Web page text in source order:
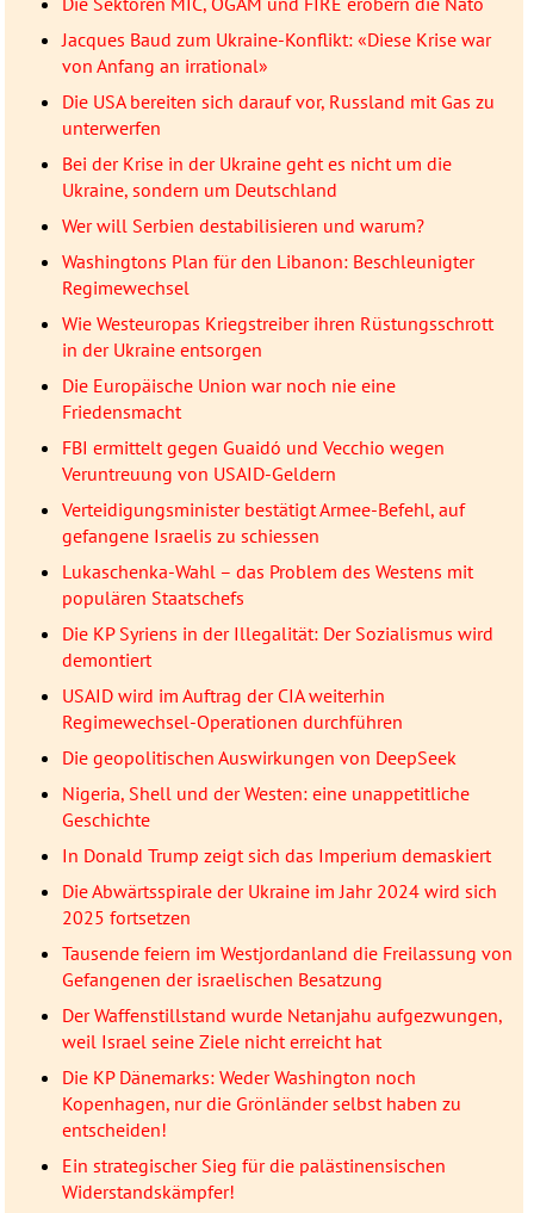
Jacques Baud zum Ukraine-Konflikt: «Diese Krise war
von Anfang an irrational»
Die USA bereiten sich darauf vor, Russland mit Gas zu
unterwerfen
Bei der Krise in der Ukraine geht es nicht um die
Ukraine, sondern um Deutschland
Wer will Serbien destabilisieren und warum?
Washingtons Plan für den Libanon: Beschleunigter
Regimewechsel
Wie Westeuropas Kriegstreiber ihren Rüstungsschrott
in der Ukraine entsorgen
Die Europäische Union war noch nie eine
Friedensmacht
FBI ermittelt gegen Guaidó und Vecchio wegen
Veruntreuung von USAID-Geldern
Verteidigungsminister bestätigt Armee-Befehl, auf
gefangene Israelis zu schiessen
Lukaschenka-Wahl – das Problem des Westens mit
populären Staatschefs
Die KP Syriens in der Illegalität: Der Sozialismus wird
demontiert
USAID wird im Auftrag der CIA weiterhin
Regimewechsel-Operationen durchführen
Die geopolitischen Auswirkungen von DeepSeek
Nigeria, Shell und der Westen: eine unappetitliche
Geschichte
In Donald Trump zeigt sich das Imperium demaskiert
Die Abwärtsspirale der Ukraine im Jahr 2024 wird sich
2025 fortsetzen
Tausende feiern im Westjordanland die Freilassung von
Gefangenen der israelischen Besatzung
Der Waffenstillstand wurde Netanjahu aufgezwungen,
weil Israel seine Ziele nicht erreicht hat
Die KP Dänemarks: Weder Washington noch
Kopenhagen, nur die Grönländer selbst haben zu
entscheiden!
Ein strategischer Sieg für die palästinensischen
Widerstandskämpfer!